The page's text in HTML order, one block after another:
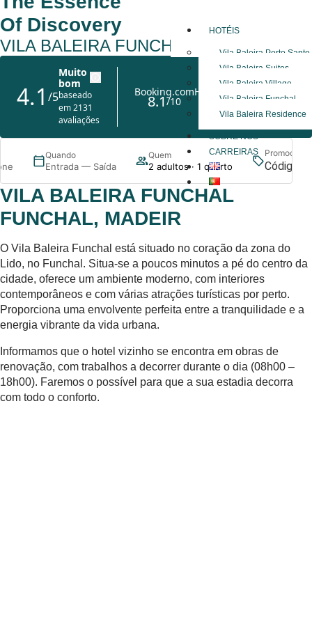
HOTÉIS
Vila Baleira Porto Santo
Vila Baleira Suites
Vila Baleira Village
Vila Baleira Funchal
Vila Baleira Residence
SOBRE NÓS
CARREIRAS
Of Discovery
VILA BALEIRA FUNCHAL
Quando
Entrada — Saída
Quem
2 adultos · 1 quarto
Promoção
VILA BALEIRA FUNCHAL
FUNCHAL, MADEIRA
O Vila Baleira Funchal está situado no coração da zona do
Lido, no Funchal. Situa-se a poucos minutos a pé do centro da
cidade, oferece um ambiente moderno, com interiores
contemporâneos e com várias atrações turísticas por perto.
Proporciona uma envolvente perfeita entre a tranquilidade e a
energia vibrante da vida urbana.
Informamos que o hotel vizinho se encontra em obras de
renovação, com trabalhos a decorrer durante o dia (08h00 –
18h00). Faremos o possível para que a sua estadia decorra
com todo o conforto.